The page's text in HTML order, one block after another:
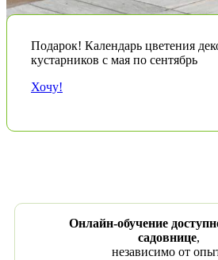
Подарок! Календарь цветения
кустарников с мая по сентябрь
Хочу!
Онлайн-обучение
садовнице,
независимо от